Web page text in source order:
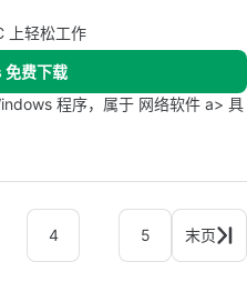
上轻松工作
费下载
程序，属于 网络软件 a> 具
4 5 末页